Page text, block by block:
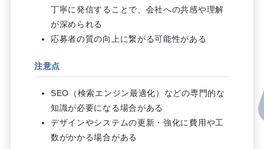
丁寧に発信することで、会社への共感や理解
が深められる
応募者の質の向上に繋がる可能性がある
注意点
SEO（検索エンジン最適化）などの専門的な
知識が必要になる場合がある
デザインやシステムの更新・強化に費用や工
数がかかる場合がある